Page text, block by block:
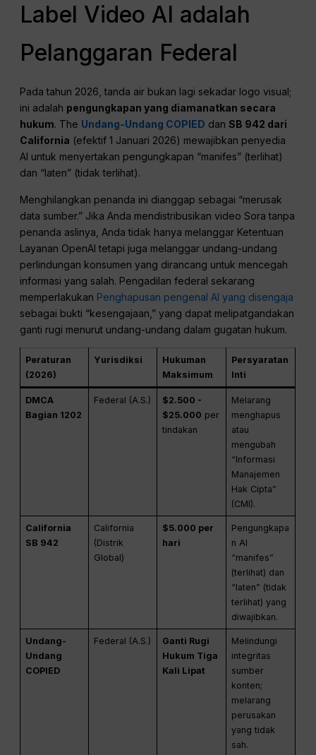
Label Video AI adalah
Pelanggaran Federal
Pada tahun 2026, tanda air bukan lagi sekadar logo visual;
ini adalah pengungkapan yang diamanatkan secara
hukum. The Undang-Undang COPIED danSB 942 dari
California (efektif 1 Januari 2026) mewajibkan penyedia
AI untuk menyertakan pengungkapan “manifes” (terlihat)
dan “laten” (tidak terlihat).
Menghilangkan penanda ini dianggap sebagai “merusak
data sumber.” Jika Anda mendistribusikan video Sora tanpa
penanda aslinya, Anda tidak hanya melanggar Ketentuan
Layanan OpenAI tetapi juga melanggar undang-undang
perlindungan konsumen yang dirancang untuk mencegah
informasi yang salah. Pengadilan federal sekarang
memperlakukan Penghapusan pengenal AI yang disengaja
sebagai bukti “kesengajaan,” yang dapat melipatgandakan
ganti rugi menurut undang-undang dalam gugatan hukum.
Peraturan
(2026)
Yurisdiksi
Hukuman
Maksimum
Persyaratan
Inti
DMCA
Bagian 1202
Federal (A.S.)
$2.500 -
$25.000 per
tindakan
Melarang
menghapus
atau
mengubah
“Informasi
Manajemen
Hak Cipta”
(CMI).
California
SB 942
California
(Distrik
Global)
$5.000 per
hari
Pengungkapa
n AI
“manifes”
(terlihat) dan
“laten” (tidak
terlihat) yang
diwajibkan.
Undang-
Undang
COPIED
Federal (A.S.)
Ganti Rugi
Hukum Tiga
Kali Lipat
Melindungi
integritas
sumber
konten;
melarang
perusakan
yang tidak
sah.